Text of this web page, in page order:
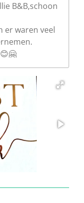
B&B,schoon
er waren veel